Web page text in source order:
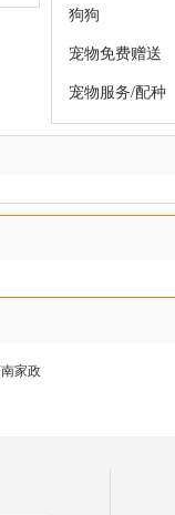
狗狗
宠物免费赠送
宠物服务/配种
家政